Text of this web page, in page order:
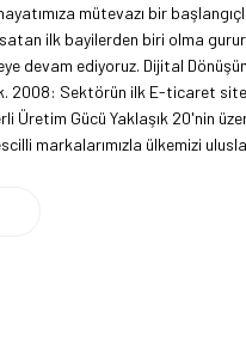
mütevazı bir
ilk bayilerden biri olma
devam ediyoruz. Dijital
Sektörün ilk E-ticaret
Üretim Gücü Yaklaşık 20'nin
markalarımızla ülkemizi
olmaktan gurur duyuyoruz.